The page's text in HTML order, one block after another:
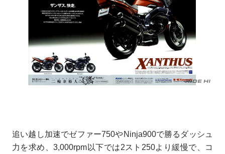
追い越し加速でゼファー750やNinja900で勝るダッシュ
力を求め、3,000rpm以下では2スト250より緩慢で、コ